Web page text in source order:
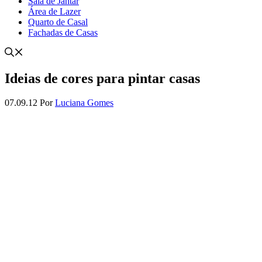
Área de Lazer
Quarto de Casal
Fachadas de Casas
Ideias de cores para pintar casas
07.09.12 PorLuciana Gomes